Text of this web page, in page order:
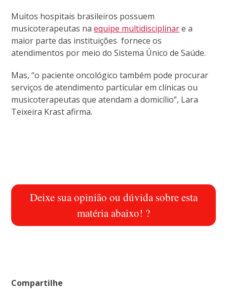
Muitos hospitais brasileiros possuem
musicoterapeutas naequipe multidisciplinare a
maior parte das instituições fornece os
atendimentos por meio do Sistema Único de Saúde.
Mas, “o paciente oncológico também pode procurar
serviços de atendimento particular em clínicas ou
musicoterapeutas que atendam a domicílio”, Lara
Teixeira Krast afirma.
Deixe sua opinião ou dúvida sobre esta
matéria abaixo! ?
Compartilhe